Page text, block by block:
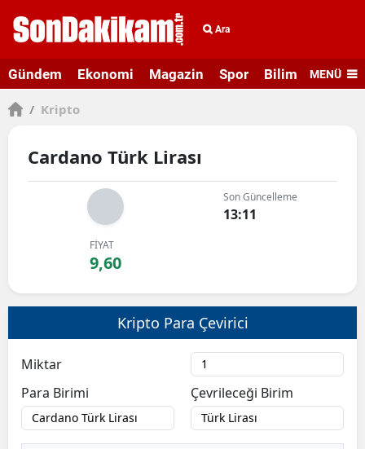
Ara
Gündem Ekonomi Magazin Spor Bilim veMENÜ
/ Kripto
Cardano Türk Lirası
Son Güncelleme
13:11
FİYAT
9,60
Kripto Para Çevirici
Miktar
Para Birimi
Çevrileceği Birim